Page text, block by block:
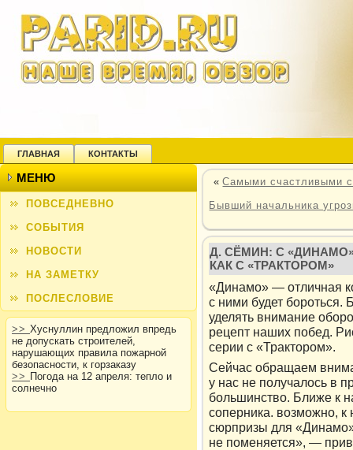
ГЛАВНАЯ КОНТАКТЫ
МЕНЮ
ПОВСЕДНЕВНО
СОБЫТИЯ
НОВОСТИ
НА ЗАМЕТКУ
ПОСЛЕСЛОВИЕ
>> Хуснуллин предложил впредь
не допускать строителей,
нарушающих правила пожарной
безопасности, к горзаказу
>> Погода на 12 апреля: тепло и
солнечно
«Самыми счастливыми
Бывший начальника
Д. СЁМИН: С
КАК С «ТРАКТОРОМ»
«Динамо» — отличная
с ними будет бороться.
уделять внимание
рецепт наших побед.
серии с «Трактором».
Сейчас обращаем
у нас не получалось в
большинство. Ближе к
соперника. возможно, к
сюрпризы для
не поменяется», —